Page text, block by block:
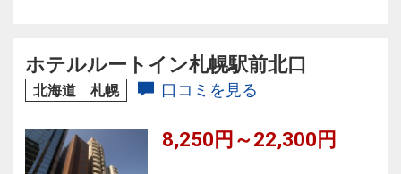
旅の疲れを癒す大浴場も完備しております。
ホテルルートイン札幌駅前北口
北海道 札幌 口コミを見る
8,250円～22,300円